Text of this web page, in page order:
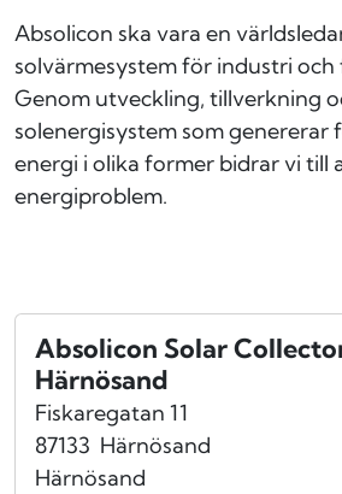
Absolicon ska vara en
solvärmesystem för industri och
Genom utveckling, tillverkning
solenergisystem som genererar
energi i olika former bidrar vi till
energiproblem.
Absolicon Solar
Härnösand
Fiskaregatan 11
87133 Härnösand
Härnösand